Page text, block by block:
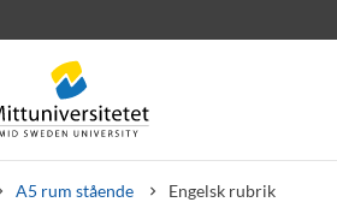
A5 rum stående Engelsk rubrik